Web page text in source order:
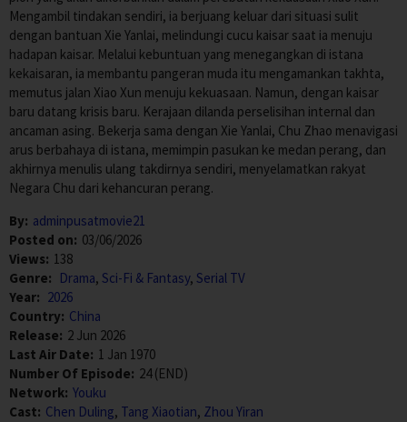
Mengambil tindakan sendiri, ia berjuang keluar dari situasi sulit
dengan bantuan Xie Yanlai, melindungi cucu kaisar saat ia menuju
hadapan kaisar. Melalui kebuntuan yang menegangkan di istana
kekaisaran, ia membantu pangeran muda itu mengamankan takhta,
memutus jalan Xiao Xun menuju kekuasaan. Namun, dengan kaisar
baru datang krisis baru. Kerajaan dilanda perselisihan internal dan
ancaman asing. Bekerja sama dengan Xie Yanlai, Chu Zhao menavigasi
arus berbahaya di istana, memimpin pasukan ke medan perang, dan
akhirnya menulis ulang takdirnya sendiri, menyelamatkan rakyat
Negara Chu dari kehancuran perang.
By: adminpusatmovie21
Posted on: 03/06/2026
Views: 138
Genre: Drama, Sci-Fi & Fantasy, Serial TV
Year: 2026
Country: China
Release: 2 Jun 2026
Last Air Date: 1 Jan 1970
Number Of Episode: 24 (END)
Network: Youku
Cast: Chen Duling, Tang Xiaotian, Zhou Yiran